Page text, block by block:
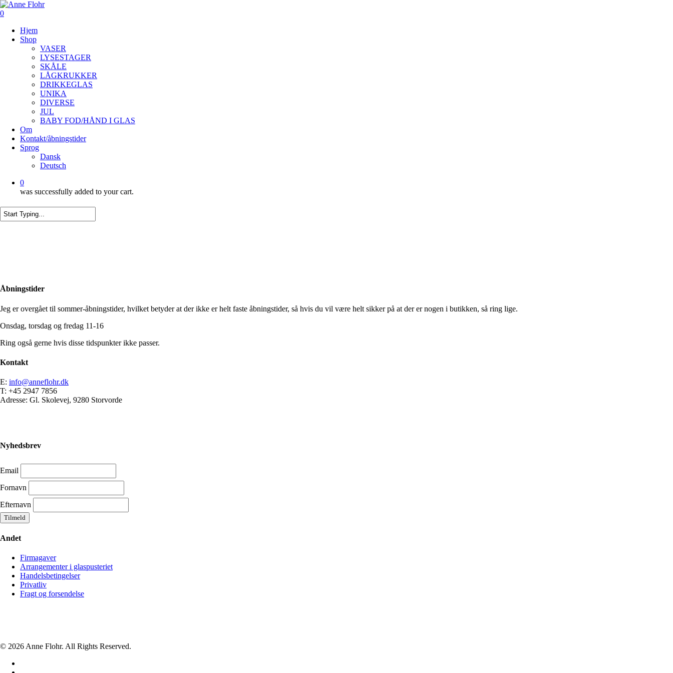
Skip
to
content
0
Hjem
Shop
VASER
LYSESTAGER
SKÅLE
LÅGKRUKKER
DRIKKEGLAS
UNIKA
DIVERSE
JUL
BABY FOD/HÅND I GLAS
Om
Kontakt/åbningstider
Sprog
Dansk
Deutsch
0
was successfully added to your cart.
Åbningstider
Jeg er overgået til sommer-åbningstider, hvilket betyder at der ikke er helt faste åbningstider, så hvis du vil være helt sikker på at der er nogen i butikken, så ring lige.
Onsdag, torsdag og fredag 11-16
Ring også gerne hvis disse tidspunkter ikke passer.
Kontakt
E: info@anneflohr.dk
T: +45 2947 7856
Adresse: Gl. Skolevej, 9280 Storvorde
Nyhedsbrev
Email
Fornavn
Efternavn
Andet
Firmagaver
Arrangementer i glaspusteriet
Handelsbetingelser
Privatliv
Fragt og forsendelse
© 2026 Anne Flohr. All Rights Reserved.